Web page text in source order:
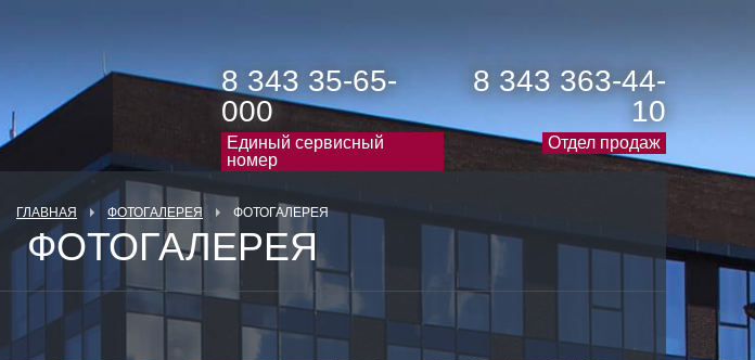
8 343 35-65-
000
Единый сервисный
номер
8 343 363-44-
10
Отдел продаж
ГЛАВНАЯ ФОТОГАЛЕРЕЯ ФОТОГАЛЕРЕЯ
ФОТОГАЛЕРЕЯ